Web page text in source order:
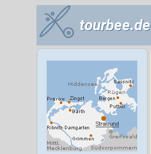
tourbee.de